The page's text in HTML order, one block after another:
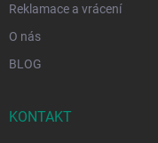
Reklamace a vrácení
O nás
BLOG
KONTAKT